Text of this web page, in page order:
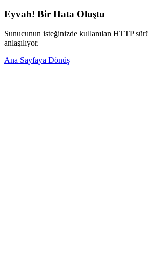
Eyvah! Bir Hata Oluştu
Sunucunun isteğinizde kullanılan HTTP
anlaşılıyor.
Ana Sayfaya Dönüş